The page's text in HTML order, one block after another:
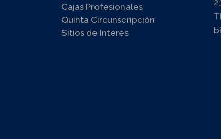
Cajas Profesionales
Quinta Circunscripción
Sitios de Interés